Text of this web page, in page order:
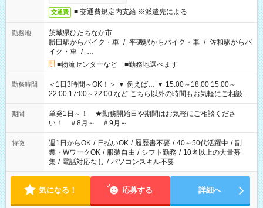
交通費 ■ 交通費規定内支給 ※派遣先による
勤務地
茨城県ひたちなか市
勝田駅からバイク・車 / 平磯駅からバイク・車 / 佐和駅からバ
イク・車 / …
■物流センターなど ■勤務地選べます
勤務時間
＜1日3時間～OK！＞ ▼ 例えば… ▼ 15:00～18:00 15:00～
22:00 17:00～22:00 など こちら以外の時間もお気軽にご相談く
ださい！
期間
単発1日～！ ★勤務開始日や期間はお気軽にご相談くださ
い！ ＃8月～ ＃9月～
特徴 週1日からOK / 日払いOK / 履歴書不要 / 40～50代活躍中 / 副
業・WワークOK / 服装自由 / シフト勤務 / 10名以上の大量募
集 / 電話対応なし / パソコンスキル不要
気になる！ 応募する 詳細へ